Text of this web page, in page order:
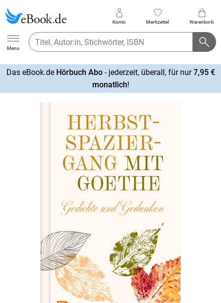
Ebook.de
Menu
Konto Merkzettel Warenkorb
Das eBook.de Hörbuch Abo- jederzeit, überall, für nur7,95 €
monatlich!